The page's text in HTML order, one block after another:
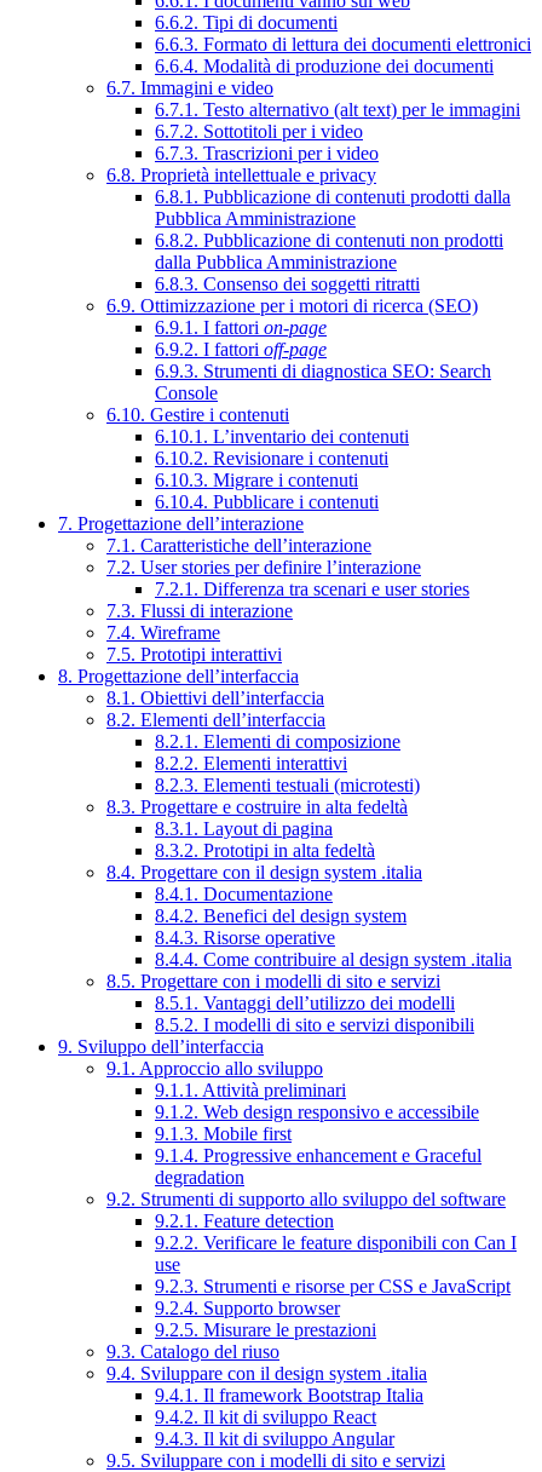
6.6.2. Tipi di documenti
6.6.3. Formato di lettura dei documenti elettronici
6.6.4. Modalità di produzione dei documenti
6.7. Immagini e video
6.7.1. Testo alternativo (alt text) per le immagini
6.7.2. Sottotitoli per i video
6.7.3. Trascrizioni per i video
6.8. Proprietà intellettuale e privacy
6.8.1. Pubblicazione di contenuti prodotti dalla
Pubblica Amministrazione
6.8.2. Pubblicazione di contenuti non prodotti
dalla Pubblica Amministrazione
6.8.3. Consenso dei soggetti ritratti
6.9. Ottimizzazione per i motori di ricerca (SEO)
6.9.1. I fattori on-page
6.9.2. I fattori off-page
6.9.3. Strumenti di diagnostica SEO: Search
Console
6.10. Gestire i contenuti
6.10.1. L’inventario dei contenuti
6.10.2. Revisionare i contenuti
6.10.3. Migrare i contenuti
6.10.4. Pubblicare i contenuti
7. Progettazione dell’interazione
7.1. Caratteristiche dell’interazione
7.2. User stories per definire l’interazione
7.2.1. Differenza tra scenari e user stories
7.3. Flussi di interazione
7.4. Wireframe
7.5. Prototipi interattivi
8. Progettazione dell’interfaccia
8.1. Obiettivi dell’interfaccia
8.2. Elementi dell’interfaccia
8.2.1. Elementi di composizione
8.2.2. Elementi interattivi
8.2.3. Elementi testuali (microtesti)
8.3. Progettare e costruire in alta fedeltà
8.3.1. Layout di pagina
8.3.2. Prototipi in alta fedeltà
8.4. Progettare con il design system .italia
8.4.1. Documentazione
8.4.2. Benefici del design system
8.4.3. Risorse operative
8.4.4. Come contribuire al design system .italia
8.5. Progettare con i modelli di sito e servizi
8.5.1. Vantaggi dell’utilizzo dei modelli
8.5.2. I modelli di sito e servizi disponibili
9. Sviluppo dell’interfaccia
9.1. Approccio allo sviluppo
9.1.1. Attività preliminari
9.1.2. Web design responsivo e accessibile
9.1.3. Mobile first
9.1.4. Progressive enhancement e Graceful
degradation
9.2. Strumenti di supporto allo sviluppo del software
9.2.1. Feature detection
9.2.2. Verificare le feature disponibili con Can I
use
9.2.3. Strumenti e risorse per CSS e JavaScript
9.2.4. Supporto browser
9.2.5. Misurare le prestazioni
9.3. Catalogo del riuso
9.4. Sviluppare con il design system .italia
9.4.1. Il framework Bootstrap Italia
9.4.2. Il kit di sviluppo React
9.4.3. Il kit di sviluppo Angular
9.5. Sviluppare con i modelli di sito e servizi